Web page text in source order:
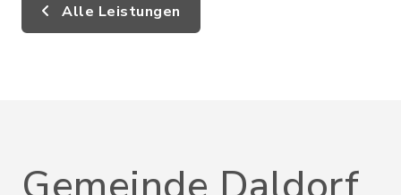
Alle Leistungen